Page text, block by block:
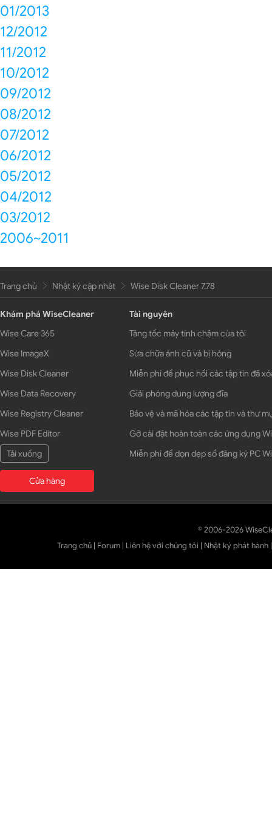
01/2013
12/2012
11/2012
10/2012
09/2012
08/2012
07/2012
06/2012
05/2012
04/2012
03/2012
2006~2011
Trang chủ Nhật ký cập nhật Wise Disk Cleaner 7.78
Khám phá WiseCleaner
Wise Care 365
Wise ImageX
Wise Disk Cleaner
Wise Data Recovery
Wise Registry Cleaner
Wise PDF Editor
Tải xuống
Cửa hàng
Tài nguyên
Tăng tốc máy tính chậm của tôi
Sửa chữa ảnh cũ và bị hỏng
Miễn phí để phục hồi các tập tin đã
Giải phóng dung lượng đĩa
Bảo vệ và mã hóa các tập tin và thư
Gỡ cài đặt hoàn toàn các ứng dụng
Miễn phí để dọn dẹp sổ đăng ký PC
© 2006-2026
Trang chủ | Forum | Liên hệ với chúng tôi | Nhật ký phát hành